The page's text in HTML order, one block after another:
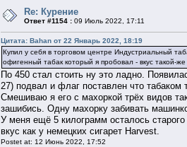
Re: Курение
Ответ #1154 : 09 Июль 2022, 17:11
Цитата: Bahan от 22 Январь 2022, 18:19
Купил у себя в торговом центре Индустриальный
офигенный табак который я пробовал - вкус такой-
По 450 стал стоить ну это ладно.
27) подвал и флаг поставлен что табаком
Смешиваю я его с махоркой трёх видов
зашибись. Одну махорку забивать
У меня ещё 5 килограмм осталось
вкус как у немецких сигарет Harvest.
Postet at: 12 Июнь 2022, 17:52